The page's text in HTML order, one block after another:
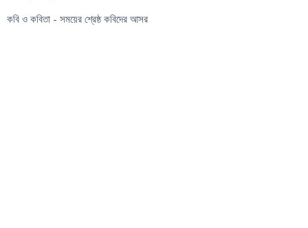
কবি ও কবিতা - সময়ের শ্রেষ্ঠ কবিদের আসর